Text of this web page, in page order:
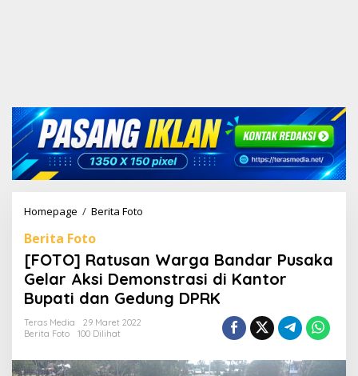
Homepage / Berita Foto
T
O
]
R
Berita Foto
[FOTO] Ratusan Warga Bandar Pusaka
Gelar Aksi Demonstrasi di Kantor
Bupati dan Gedung DPRK
Teras Media
29 Maret 2022
Berita Foto
100 Dilihat